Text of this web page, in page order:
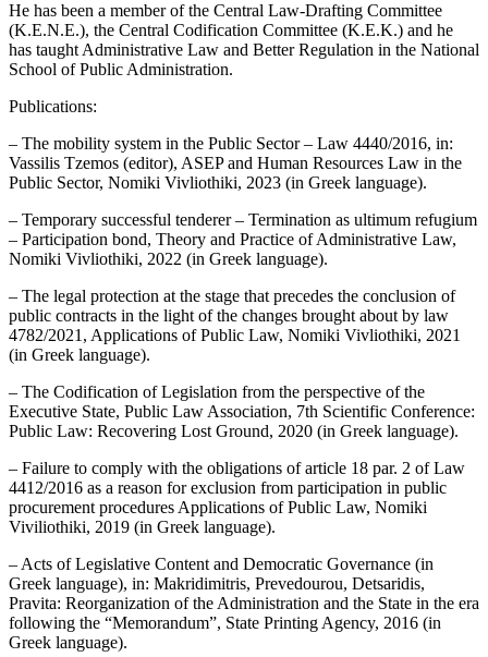
He has been a member of the Central Law-Drafting Committee
(K.E.N.E.), the Central Codification Committee (K.E.K.) and he
has taught Administrative Law and Better Regulation in the National
School of Public Administration.
Publications:
– The mobility system in the Public Sector – Law 4440/2016, in:
Vassilis Tzemos (editor), ASEP and Human Resources Law in the
Public Sector, Nomiki Vivliothiki, 2023 (in Greek language).
– Temporary successful tenderer – Termination as ultimum refugium
– Participation bond, Theory and Practice of Administrative Law,
Nomiki Vivliothiki, 2022 (in Greek language).
– The legal protection at the stage that precedes the conclusion of
public contracts in the light of the changes brought about by law
4782/2021, Applications of Public Law, Nomiki Vivliothiki, 2021
(in Greek language).
– The Codification of Legislation from the perspective of the
Executive State, Public Law Association, 7th Scientific Conference:
Public Law: Recovering Lost Ground, 2020 (in Greek language).
– Failure to comply with the obligations of article 18 par. 2 of Law
4412/2016 as a reason for exclusion from participation in public
procurement procedures Applications of Public Law, Nomiki
Viviliothiki, 2019 (in Greek language).
– Acts of Legislative Content and Democratic Governance (in
Greek language), in: Makridimitris, Prevedourou, Detsaridis,
Pravita: Reorganization of the Administration and the State in the era
following the “Memorandum”, State Printing Agency, 2016 (in
Greek language).